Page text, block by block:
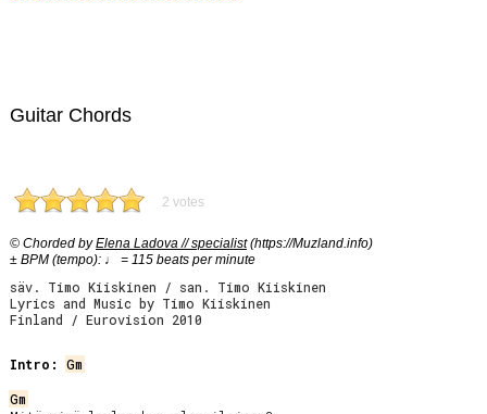
Guitar Chords
2 votes
© Chorded byElena Ladova // specialist(https://Muzland.info)
± BPM (tempo): ♩ = 115 beats per minute
säv. Timo Kiiskinen / san. Timo Kiiskinen
Lyrics and Music by Timo Kiiskinen
Finland / Eurovision 2010
Intro:
Gm
Gm